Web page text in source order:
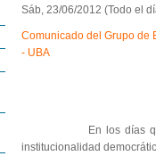
Sáb, 23/06/2012 (Todo el
Comunicado del Grupo de
- UBA
En los días que
institucionalidad